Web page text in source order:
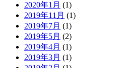
2020年1月 (1)
2019年11月 (1)
2019年7月 (1)
2019年5月 (2)
2019年4月 (1)
2019年3月 (1)